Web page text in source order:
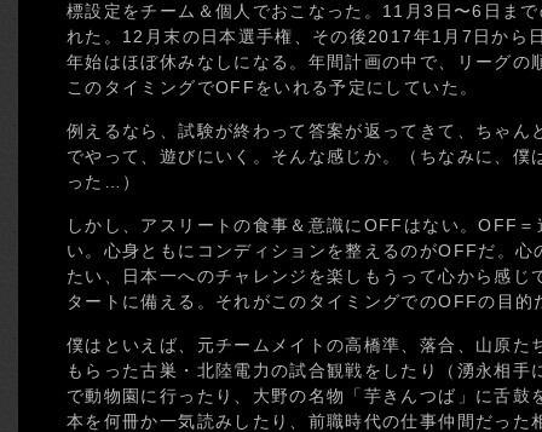
標設定をチーム＆個人でおこなった。11月3日〜6日ま
れた。12月末の日本選手権、その後2017年1月7日から
年始はほぼ休みなしになる。年間計画の中で、リーグの
このタイミングでOFFをいれる予定にしていた。
例えるなら、試験が終わって答案が返ってきて、ちゃん
でやって、遊びにいく。そんな感じか。（ちなみに、僕
った…）
しかし、アスリートの食事＆意識にOFFはない。OFF
い。心身ともにコンディションを整えるのがOFFだ。
たい、日本一へのチャレンジを楽しもうって心から感
タートに備える。それがこのタイミングでのOFFの目的
僕はといえば、元チームメイトの高橋準、落合、山原
もらった古巣・北陸電力の試合観戦をしたり（湧永相手
で動物園に行ったり、大野の名物「芋きんつば」に舌鼓
本を何冊か一気読みしたり、前職時代の仕事仲間だった